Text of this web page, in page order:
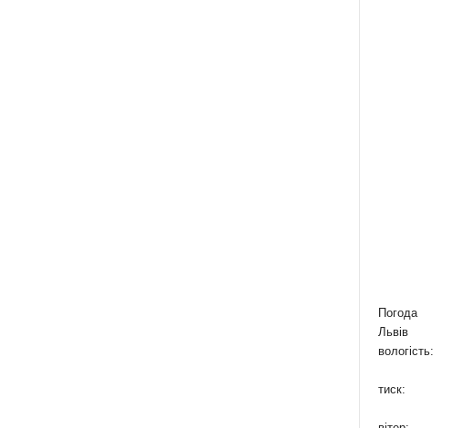
Погода
Львів
вологість:
тиск: